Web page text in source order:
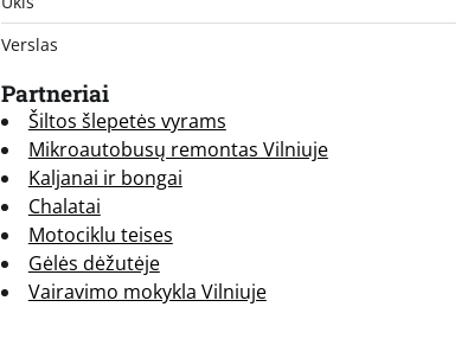
Verslas
Partneriai
Šiltos šlepetės vyrams
Mikroautobusų remontas Vilniuje
Kaljanai ir bongai
Chalatai
Motociklu teises
Gėlės dėžutėje
Vairavimo mokykla Vilniuje